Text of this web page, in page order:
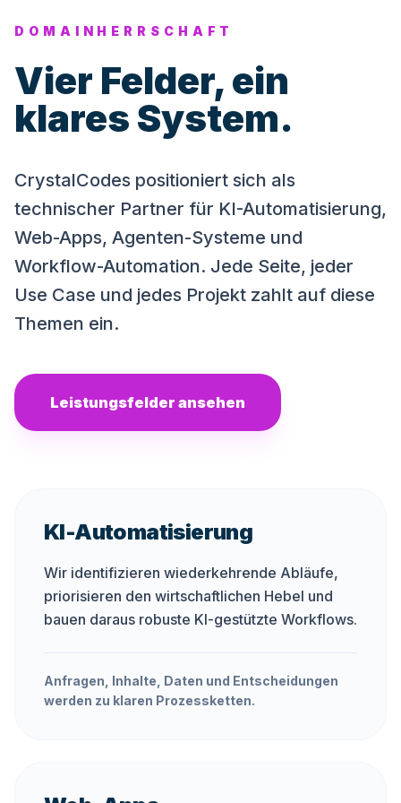
DOMAINHERRSCHAFT
Vier Felder, ein
klares System.
CrystalCodes positioniert sich als
technischer Partner für KI-Automatisierung,
Web-Apps, Agenten-Systeme und
Workflow-Automation. Jede Seite, jeder
Use Case und jedes Projekt zahlt auf diese
Themen ein.
Leistungsfelder ansehen
KI-Automatisierung
Wir identifizieren wiederkehrende Abläufe,
priorisieren den wirtschaftlichen Hebel und
bauen daraus robuste KI-gestützte Workflows.
Anfragen, Inhalte, Daten und Entscheidungen
werden zu klaren Prozessketten.